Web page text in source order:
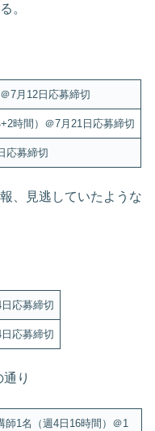
。
7月12日応募締切
時間）＠7月21日応募締切
応募締切
、見逃していたような
応募締切
応募締切
り
1名（週4日16時間）＠1